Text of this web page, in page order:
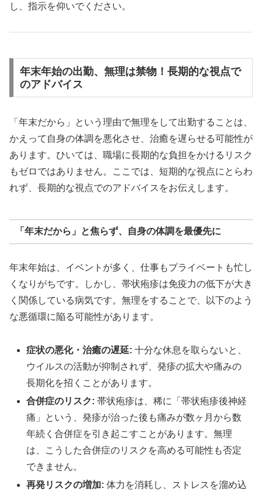
し、指示を仰いでください。
年末年始の出勤、無理は禁物！長期的な視点で
のアドバイス
「年末だから」という理由で無理をして出勤することは、
かえって自身の体調を悪化させ、治癒を遅らせる可能性が
あります。ひいては、職場に長期的な負担をかけるリスク
もゼロではありません。ここでは、短期的な視点にとらわ
れず、長期的な視点でのアドバイスをお伝えします。
「年末だから」と焦らず、自身の体調を最優先に
年末年始は、イベントが多く、仕事もプライベートも忙し
くなりがちです。しかし、帯状疱疹は免疫力の低下が大き
く関係している病気です。無理をすることで、以下のよう
な悪循環に陥る可能性があります。
症状の悪化・治癒の遅延: 十分な休息を取らないと、
ウイルスの活動が抑制されず、発疹の拡大や痛みの
長期化を招くことがあります。
合併症のリスク: 帯状疱疹は、稀に「帯状疱疹後神経
痛」という、発疹が治った後も痛みが数ヶ月から数
年続く合併症を引き起こすことがあります。無理
は、こうした合併症のリスクを高める可能性も否定
できません。
再発リスクの増加: 体力を消耗し、ストレスを溜め込